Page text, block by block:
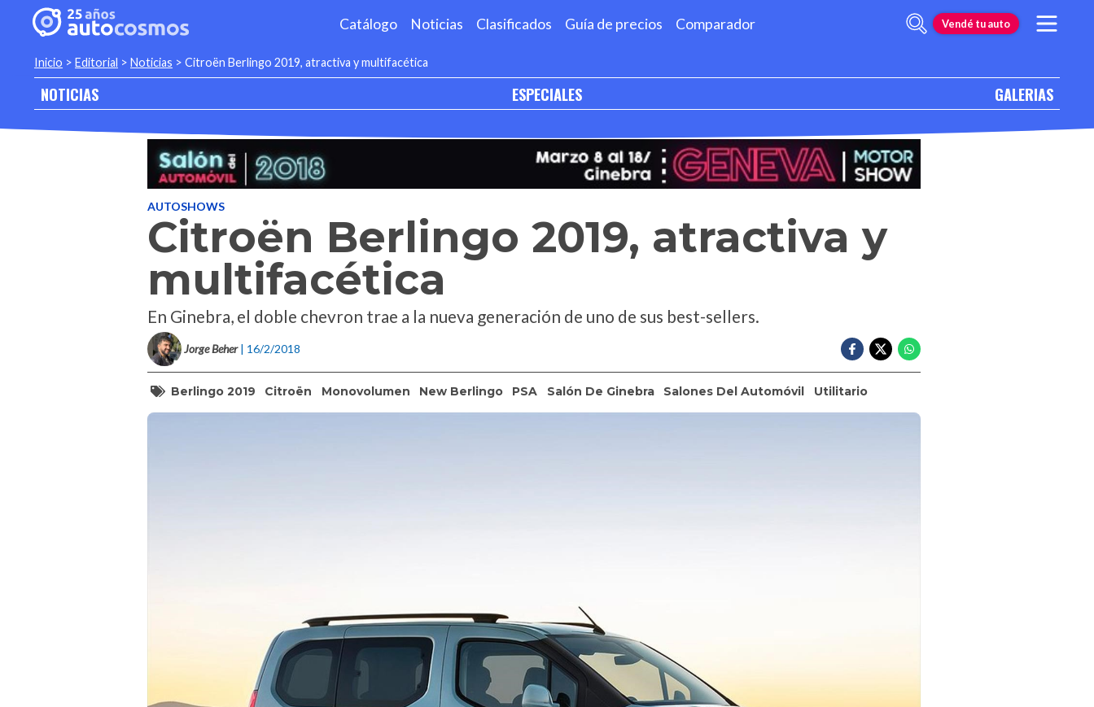
Catálogo Noticias Clasificados Guía de precios Comparador Vendé tu auto
Inicio > Editorial > Noticias > Citroën Berlingo 2019, atractiva y multifacética
NOTICIAS ESPECIALES GALERIAS
AUTOSHOWS
Citroën Berlingo 2019, atractiva y
multifacética
En Ginebra, el doble chevron trae a la nueva generación de uno de sus best-sellers.
Jorge Beher | 16/2/2018
Berlingo 2019 Citroën Monovolumen New Berlingo PSA Salón De Ginebra Salones Del Automóvil Utilitario